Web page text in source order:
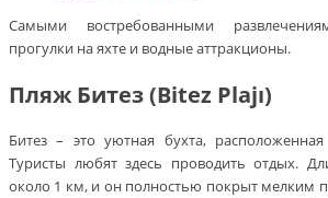
Самыми востребованными
прогулки на яхте и водные аттракционы.
Пляж Битез (Bitez Plajı)
Битез – это уютная бухта,
Туристы любят здесь проводить отдых.
около 1 км, и он полностью покрыт мелким